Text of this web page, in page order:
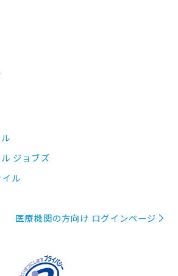
ジョブズ
ル
医療機関の方向け ログインページ